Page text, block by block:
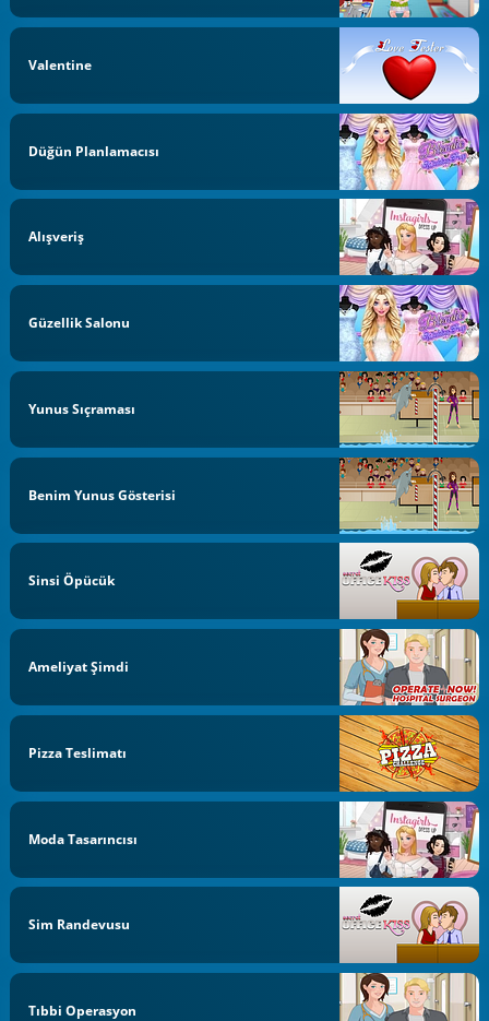
Valentine
Düğün Planlamacısı
Alışveriş
Güzellik Salonu
Yunus Sıçraması
Benim Yunus Gösterisi
Sinsi Öpücük
Ameliyat Şimdi
Pizza Teslimatı
Moda Tasarıncısı
Sim Randevusu
Tıbbi Operasyon